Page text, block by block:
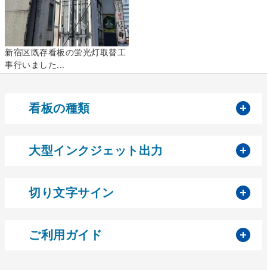
新宿区既存看板の蛍光灯取替工
事行いました...
看板の種類
大型インクジェット出力
切り文字サイン
ご利用ガイド